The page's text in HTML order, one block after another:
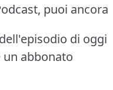
puoi ancora
di oggi
abbonato